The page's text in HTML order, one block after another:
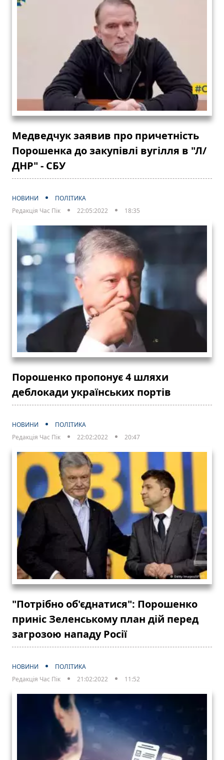
Медведчук заявив про причетність
Порошенка до закупівлі вугілля в "Л/
ДНР" - СБУ
НОВИНИ
ПОЛІТИКА
Редакція Час Пік
22:05:2022 18:35
Порошенко пропонує 4 шляхи
деблокади українських портів
НОВИНИ
ПОЛІТИКА
Редакція Час Пік
22:02:2022 20:47
"Потрібно об'єднатися": Порошенко
приніс Зеленському план дій перед
загрозою нападу Росії
НОВИНИ
ПОЛІТИКА
Редакція Час Пік
21:02:2022 11:52